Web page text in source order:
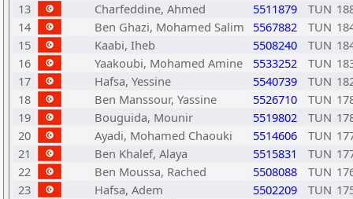
13
Charfeddine, Ahmed 5511879 TUN
14
Ben Ghazi, Mohamed Salim 5567882 TUN
15
Kaabi, Iheb 5508240 TUN
16
Yaakoubi, Mohamed Amine 5533252 TUN
17
Hafsa, Yessine 5540739 TUN
18
Ben Manssour, Yassine 5526710 TUN
19
Bouguida, Mounir 5519802 TUN
20
Ayadi, Mohamed Chaouki 5514606 TUN
21
Ben Khalef, Alaya 5515831 TUN
22
Ben Moussa, Rached 5508088 TUN
23
Hafsa, Adem 5502209 TUN